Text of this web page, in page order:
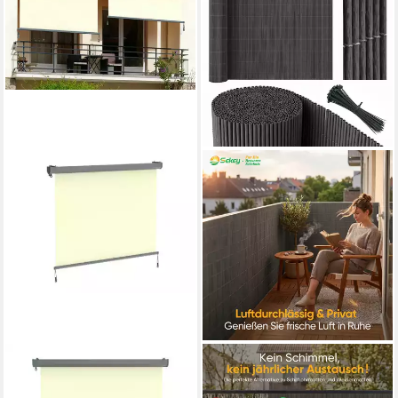
KONIFERA SEKEY
Balkonsichtschutz